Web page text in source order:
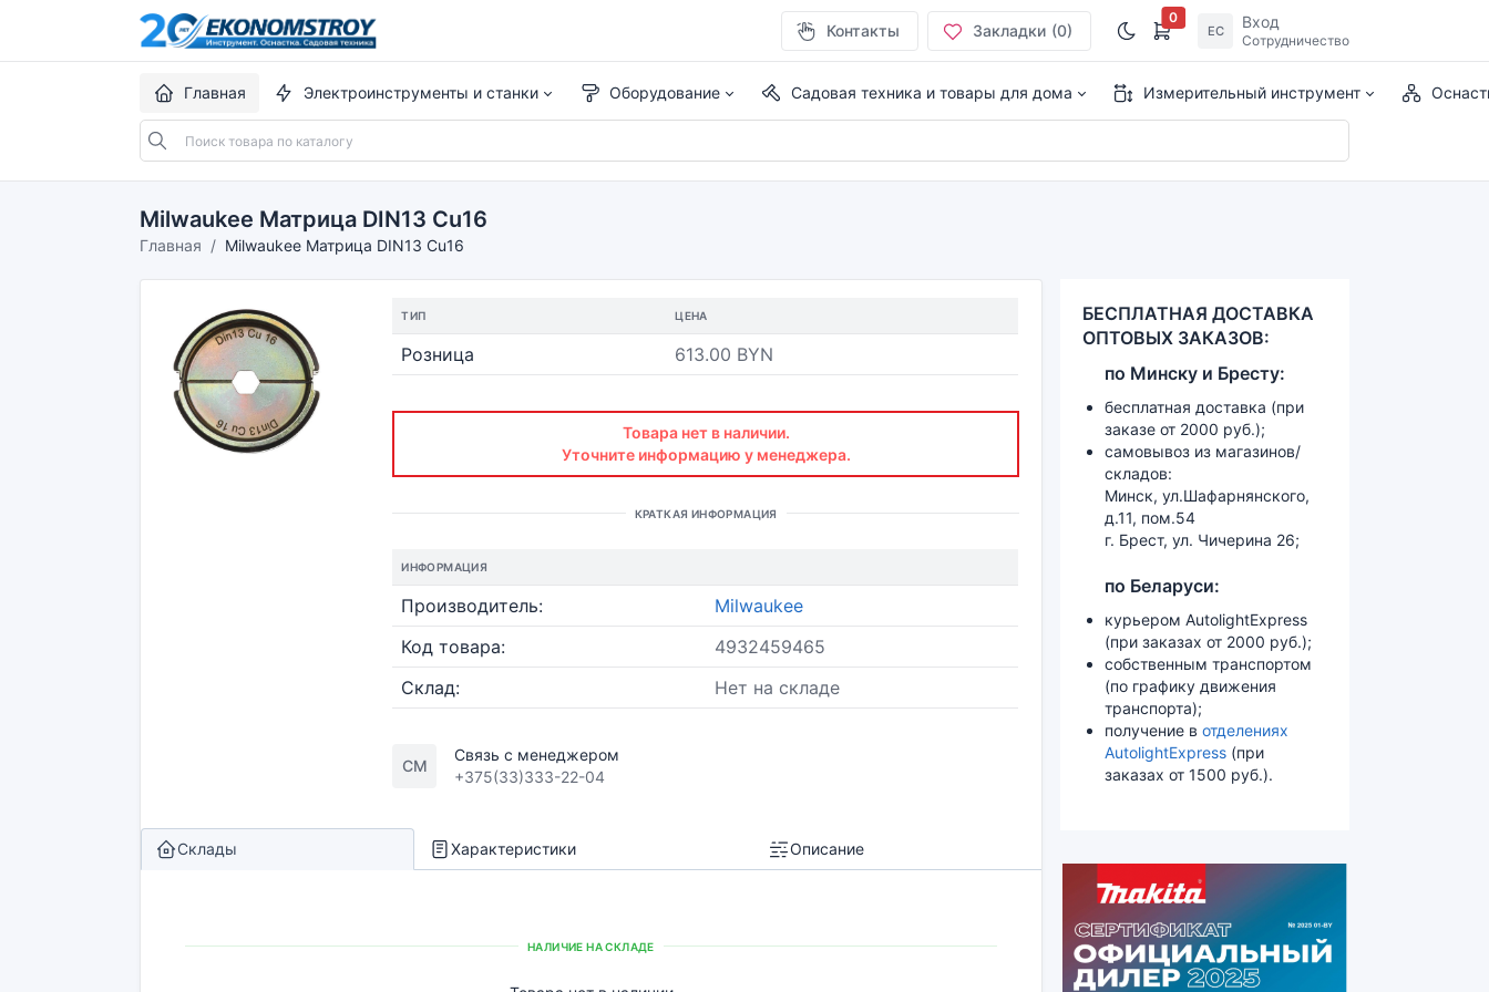
Контакты Закладки (0)
0
ЕС Вход
Сотрудничество
Главная Электроинструменты и станки Оборудование Садовая техника и товары для дома Измерительный инструмент
Milwaukee Матрица DIN13 Cu16
Главная Milwaukee Матрица DIN13 Cu16
ТИП ЦЕНА
Розница 613.00 BYN
Товара нет в наличии.
Уточните информацию у менеджера.
КРАТКАЯ ИНФОРМАЦИЯ
ИНФОРМАЦИЯ
Производитель:
Milwaukee
Код товара:
4932459465
Склад:
Нет на складе
СМ
Связь с менеджером
+375(33)333-22-04
Склады Характеристики Описание
НАЛИЧИЕ НА СКЛАДЕ
БЕСПЛАТНАЯ ДОСТАВКА
ОПТОВЫХ ЗАКАЗОВ:
по Минску и Бресту:
бесплатная доставка (при
заказе от 2000 руб.);
самовывоз из магазинов/
складов:
Минск, ул.Шафарнянского,
д.11, пом.54
г. Брест, ул. Чичерина 26;
по Беларуси:
курьером AutolightExpress
(при заказах от 2000 руб.);
собственным транспортом
(по графику движения
транспорта);
получение в отделениях
AutolightExpress (при
заказах от 1500 руб.).